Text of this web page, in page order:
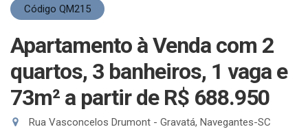
Código QM215
Apartamento à Venda com 2
quartos, 3 banheiros, 1 vaga e
73m² a partir de R$ 688.950
Rua Vasconcelos Drumont - Gravatá, Navegantes-SC